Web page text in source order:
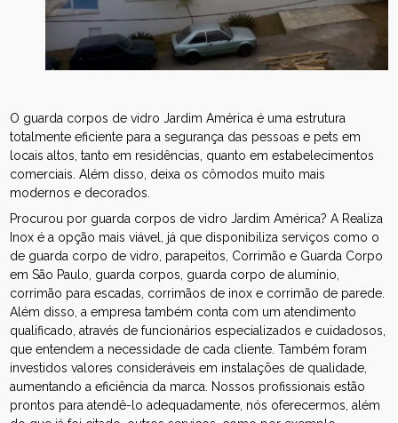
O guarda corpos de vidro Jardim América é uma estrutura
totalmente eficiente para a segurança das pessoas e pets em
locais altos, tanto em residências, quanto em estabelecimentos
comerciais. Além disso, deixa os cômodos muito mais
modernos e decorados.
Procurou por guarda corpos de vidro Jardim América? A Realiza
Inox é a opção mais viável, já que disponibiliza serviços como o
de guarda corpo de vidro, parapeitos, Corrimão e Guarda Corpo
em São Paulo, guarda corpos, guarda corpo de alumínio,
corrimão para escadas, corrimãos de inox e corrimão de parede.
Além disso, a empresa também conta com um atendimento
qualificado, através de funcionários especializados e cuidadosos,
que entendem a necessidade de cada cliente. Também foram
investidos valores consideráveis em instalações de qualidade,
aumentando a eficiência da marca. Nossos profissionais estão
prontos para atendê-lo adequadamente, nós oferecermos, além